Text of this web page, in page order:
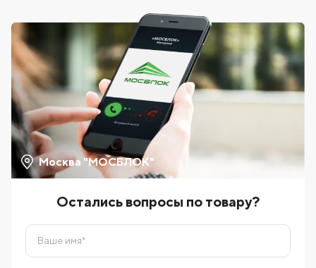
Москва "МОСБЛОК"
Остались вопросы по товару?